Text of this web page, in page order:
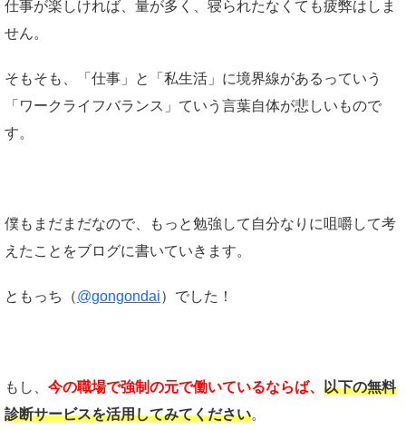
仕事が楽しければ、量が多く、寝られたなくても疲弊はしま
せん。
そもそも、「仕事」と「私生活」に境界線があるっていう
「ワークライフバランス」ていう言葉自体が悲しいもので
す。
僕もまだまだなので、もっと勉強して自分なりに咀嚼して考
えたことをブログに書いていきます。
ともっち（@gongondai）でした！
もし、 今の職場で強制の元で働いているならば、 以下の無料
診断サービスを活用してみてください。